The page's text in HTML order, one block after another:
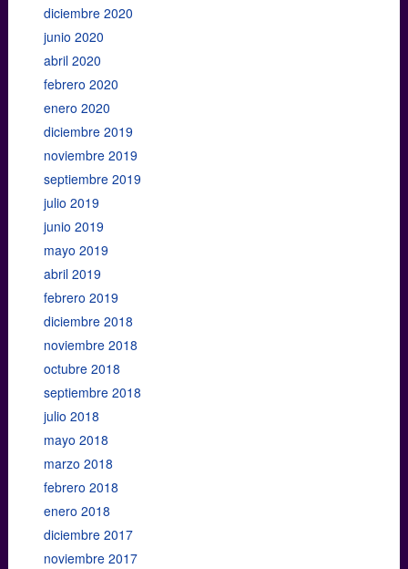
diciembre 2020
junio 2020
abril 2020
febrero 2020
enero 2020
diciembre 2019
noviembre 2019
septiembre 2019
julio 2019
junio 2019
mayo 2019
abril 2019
febrero 2019
diciembre 2018
noviembre 2018
octubre 2018
septiembre 2018
julio 2018
mayo 2018
marzo 2018
febrero 2018
enero 2018
diciembre 2017
noviembre 2017